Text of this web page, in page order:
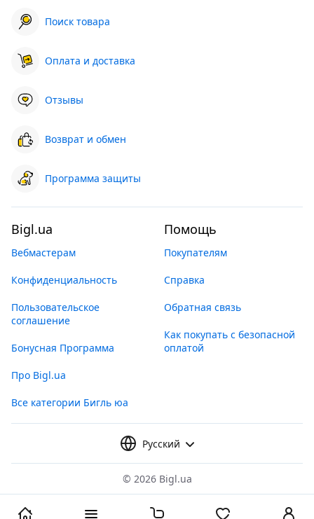
Поиск товара
Оплата и доставка
Отзывы
Возврат и обмен
Программа защиты
Bigl.ua
Вебмастерам
Конфиденциальность
Пользовательское
соглашение
Бонусная Программа
Про Bigl.ua
Все категории Бигль юа
Помощь
Покупателям
Справка
Обратная связь
Как покупать с безопасной
оплатой
Русский
© 2026 Bigl.ua